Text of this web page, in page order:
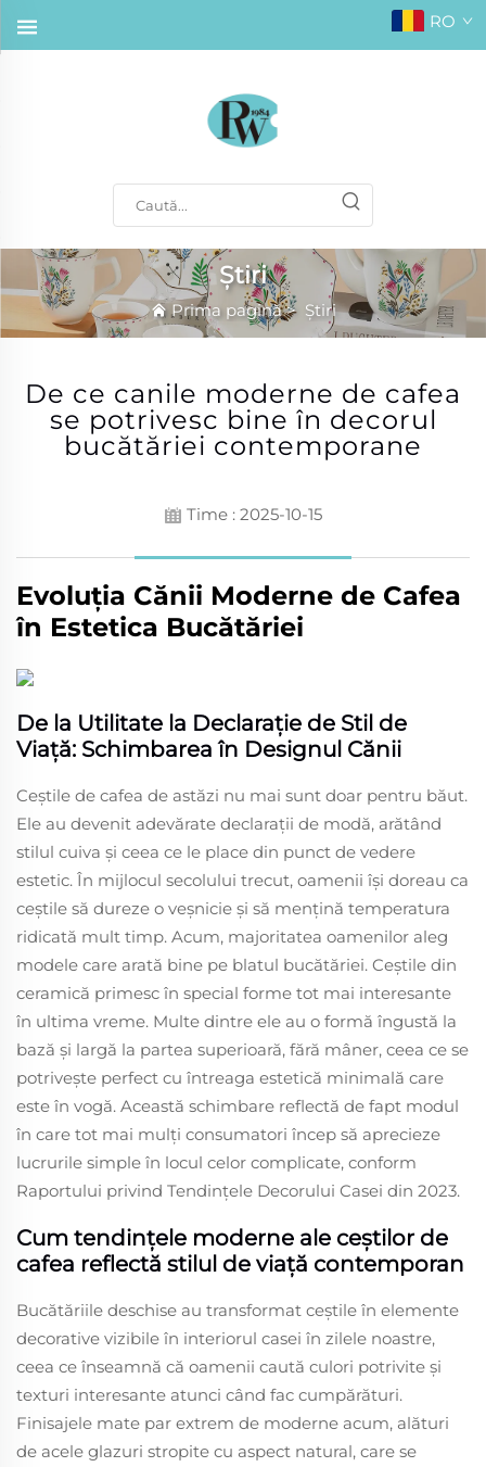
RO
Știri
Prima pagină> Știri
De ce canile moderne de cafea
se potrivesc bine în decorul
bucătăriei contemporane
Time : 2025-10-15
Evoluția Cănii Moderne de Cafea
în Estetica Bucătăriei
De la Utilitate la Declarație de Stil de
Viață: Schimbarea în Designul Cănii
Ceștile de cafea de astăzi nu mai sunt doar pentru băut.
Ele au devenit adevărate declarații de modă, arătând
stilul cuiva și ceea ce le place din punct de vedere
estetic. În mijlocul secolului trecut, oamenii își doreau ca
ceștile să dureze o veșnicie și să mențină temperatura
ridicată mult timp. Acum, majoritatea oamenilor aleg
modele care arată bine pe blatul bucătăriei. Ceștile din
ceramică primesc în special forme tot mai interesante
în ultima vreme. Multe dintre ele au o formă îngustă la
bază și largă la partea superioară, fără mâner, ceea ce se
potrivește perfect cu întreaga estetică minimală care
este în vogă. Această schimbare reflectă de fapt modul
în care tot mai mulți consumatori încep să aprecieze
lucrurile simple în locul celor complicate, conform
Raportului privind Tendințele Decorului Casei din 2023.
Cum tendințele moderne ale ceștilor de
cafea reflectă stilul de viață contemporan
Bucătăriile deschise au transformat ceștile în elemente
decorative vizibile în interiorul casei în zilele noastre,
ceea ce înseamnă că oamenii caută culori potrivite și
texturi interesante atunci când fac cumpărături.
Finisajele mate par extrem de moderne acum, alături
de acele glazuri stropite cu aspect natural, care se